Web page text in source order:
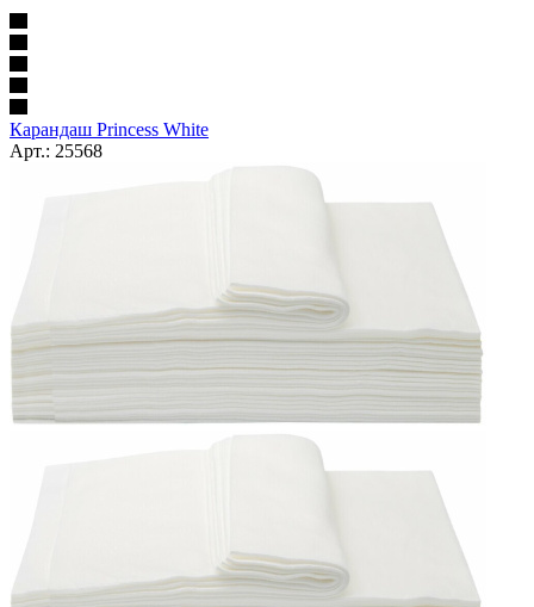
Карандаш Princess White
Арт.: 25568